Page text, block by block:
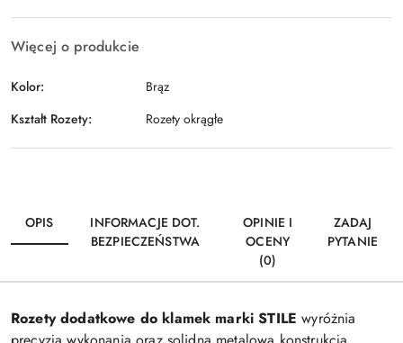
Więcej o produkcie
Kolor:
Brąz
Kształt Rozety:
Rozety okrągłe
OPIS
INFORMACJE DOT.
BEZPIECZEŃSTWA
OPINIE I
OCENY
(0)
ZADAJ
PYTANIE
Rozety dodatkowe do klamek marki STILE wyróżnia